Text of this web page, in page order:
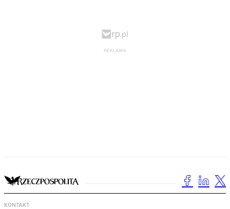
KONTAKT